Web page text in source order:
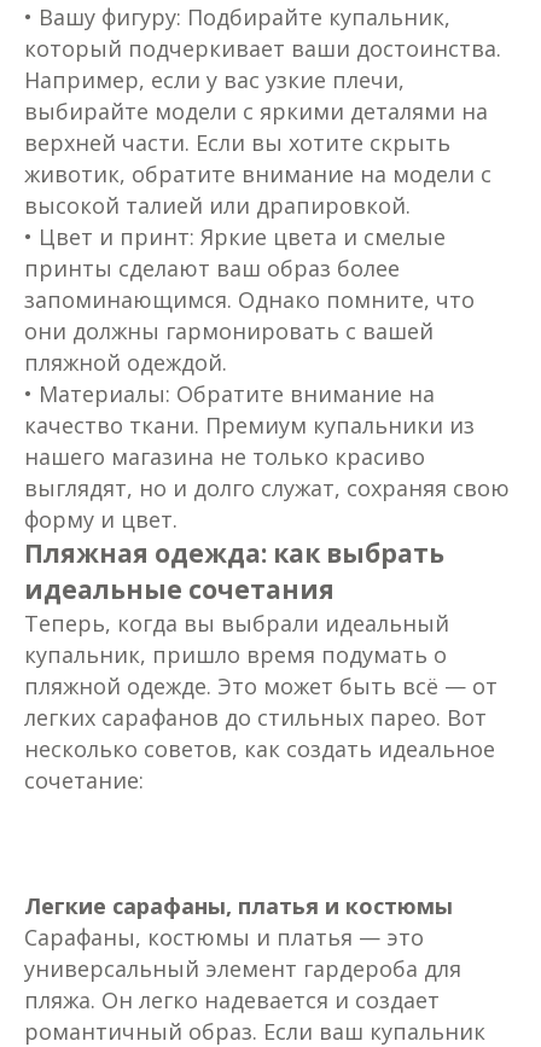
• Вашу фигуру: Подбирайте купальник,
который подчеркивает ваши достоинства.
Например, если у вас узкие плечи,
выбирайте модели с яркими деталями на
верхней части. Если вы хотите скрыть
животик, обратите внимание на модели с
высокой талией или драпировкой.
• Цвет и принт: Яркие цвета и смелые
принты сделают ваш образ более
запоминающимся. Однако помните, что
они должны гармонировать с вашей
пляжной одеждой.
• Материалы: Обратите внимание на
качество ткани. Премиум купальники из
нашего магазина не только красиво
выглядят, но и долго служат, сохраняя свою
форму и цвет.
Пляжная одежда: как выбрать
идеальные сочетания
Теперь, когда вы выбрали идеальный
купальник, пришло время подумать о
пляжной одежде. Это может быть всё — от
легких сарафанов до стильных парео. Вот
несколько советов, как создать идеальное
сочетание:
Легкие сарафаны, платья и костюмы
Сарафаны, костюмы и платья — это
универсальный элемент гардероба для
пляжа. Он легко надевается и создает
романтичный образ. Если ваш купальник